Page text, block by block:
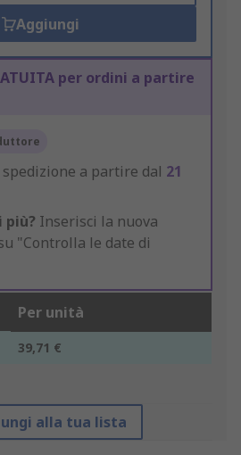
Aggiungi
per ordini a partire
a partire dal 21
più? Inserisci la nuova
"Controlla le date di
Per unità
39,71 €
alla tua lista